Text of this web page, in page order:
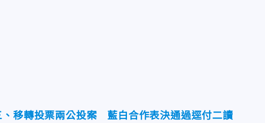
、移轉投票兩公投案 藍白合作表決通過逕付二讀